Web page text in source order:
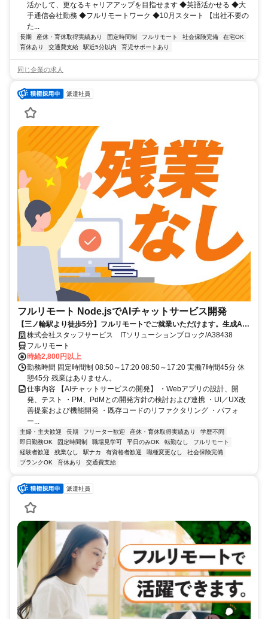
活かして、更なるキャリアアップを目指せます ◆英語活かせる ◆大
手通信会社勤務 ◆フルリモートワーク ◆10月スタート 【出社不要の
た...
長期 産休・育休取得実績あり 固定時間制 フルリモート 社会保険完備
在宅OK
育休あり
交通費支給 駅近5分以内 育児サポートあり
同じ企業の求人
派遣社員
フルリモート Node.jsでAIチャットサービス開発
【三ノ輪駅より徒歩5分】フルリモートでご就業いただけます。生成AI
を活用したサービス開発に携われます。企画提案から改善まで幅広く関
われる環境です☆
株式会社スタッフサービス ITソリューションブロック/A38438
フルリモート
時給2,800円以上
勤務時間 固定時間制 08:50～17:20 08:50～17:20 実働7時間45分 休
憩45分 残業はありません。
仕事内容 【AIチャットサービスの開発】 ・Webアプリの設計、開
発、テスト ・PM、PdMとの開発方針の検討および連携 ・UI／UX改
善提案および機能開発 ・既存コードのリファクタリング ・パフォ
ー...
主婦・主夫歓迎 長期 フリーター歓迎 産休・育休取得実績あり
学歴不問
即日勤務OK
固定時間制 職場見学可 平日のみOK 転勤なし
フルリモート
経験者歓迎
残業なし 駅ナカ 有資格者歓迎 職種変更なし
社会保険完備
ブランクOK
育休あり 交通費支給
派遣社員